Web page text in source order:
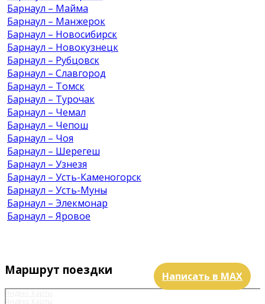
Барнаул – Майма
Барнаул – Манжерок
Барнаул – Новосибирск
Барнаул – Новокузнецк
Барнаул – Рубцовск
Барнаул – Славгород
Барнаул – Томск
Барнаул – Турочак
Барнаул – Чемал
Барнаул – Чепош
Барнаул – Чоя
Барнаул – Шерегеш
Барнаул – Узнезя
Барнаул – Усть-Каменогорск
Барнаул – Усть-Муны
Барнаул – Элекмонар
Барнаул – Яровое
Маршрут поездки Написать в MAX